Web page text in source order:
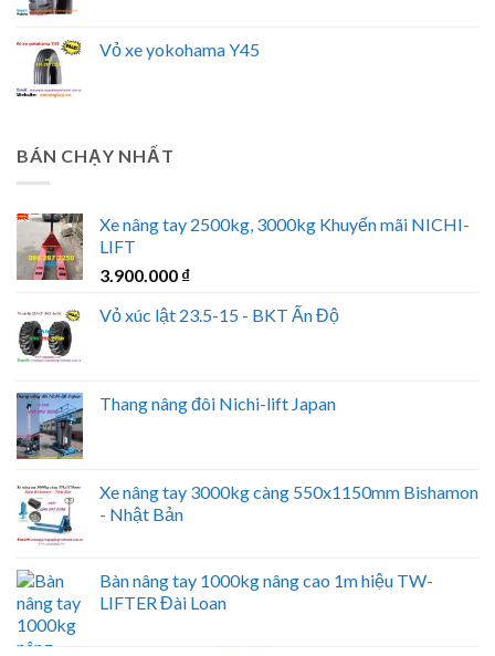
Vỏ xe yokohama Y45
BÁN CHẠY NHẤT
Xe nâng tay 2500kg, 3000kg Khuyến mãi NICHI-
LIFT
3.900.000 ₫
Vỏ xúc lật 23.5-15 - BKT Ấn Độ
Thang nâng đôi Nichi-lift Japan
Xe nâng tay 3000kg càng 550x1150mm Bishamon
- Nhật Bản
Bàn nâng tay 1000kg nâng cao 1m hiệu TW-
LIFTER Đài Loan